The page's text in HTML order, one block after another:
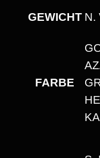
GEWICHT N.
FARBE